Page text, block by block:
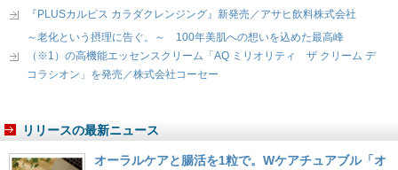
『PLUSカルピス カラダクレンジング』新発売／アサヒ飲料株式会社
～老化という摂理に告ぐ。～ 100年美肌への想いを込めた最高峰
（※1）の高機能エッセンスクリーム「AQ ミリオリティ ザ クリーム デ
コラシオン」を発売／株式会社コーセー
リリースの最新ニュース
オーラルケアと腸活を1粒で。Wケアチュアブル「オ